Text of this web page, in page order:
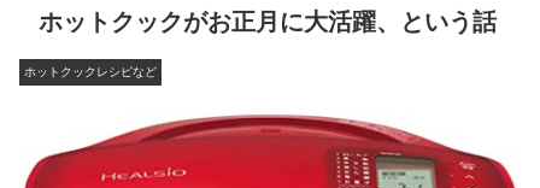
ホットクックがお正月に大活躍、という話
ホットクックレシピなど